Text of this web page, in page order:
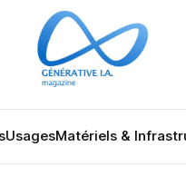
UsagesMatériels &